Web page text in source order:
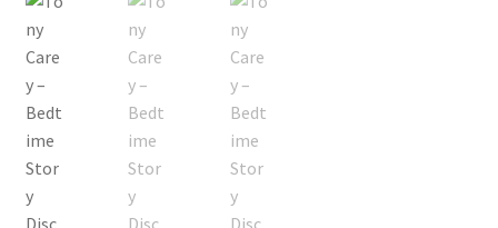
Echipamente
Listă produse
Oferta lunii
Contul meu